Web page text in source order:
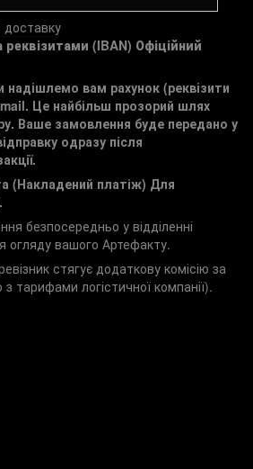
доставку
реквізитами (IBAN) Офіційний
вам рахунок (реквізити
Це найбільш прозорий шлях
Ваше замовлення буде передано у
одразу після
(Накладений платіж) Для
безпосередньо у відділенні
огляду вашого Артефакту.
стягує додаткову комісію за
з тарифами логістичної компанії).